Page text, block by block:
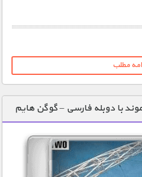
مطلب
با دوبله فارسی – گوگن هایم